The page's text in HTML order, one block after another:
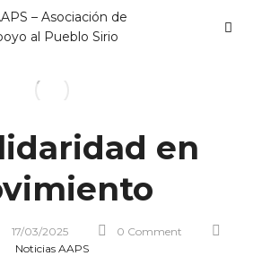
en
17/03/2025
0 Comment
Noticias AAPS